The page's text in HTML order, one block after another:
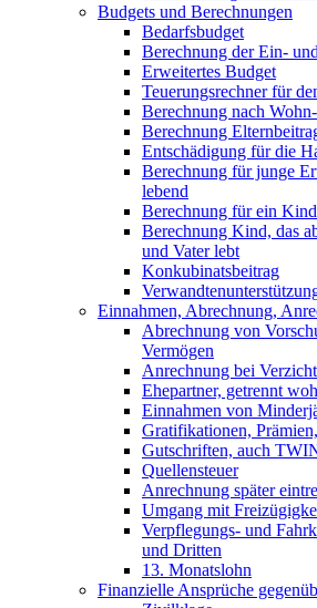
Budgets und Berechnungen
Bedarfsbudget
Berechnung der Ein-
Erweitertes Budget
Teuerungsrechner für
Berechnung nach
Berechnung
Entschädigung für die
Berechnung für junge
lebend
Berechnung für ein
Berechnung Kind, das
und Vater lebt
Konkubinatsbeitrag
Einnahmen, Abrechnung,
Abrechnung von
Vermögen
Anrechnung bei
Ehepartner, getrennt
Einnahmen von
Gratifikationen,
Gutschriften, auch
Quellensteuer
Anrechnung später
Umgang mit
Verpflegungs- und
und Dritten
13. Monatslohn
Finanzielle Ansprüche